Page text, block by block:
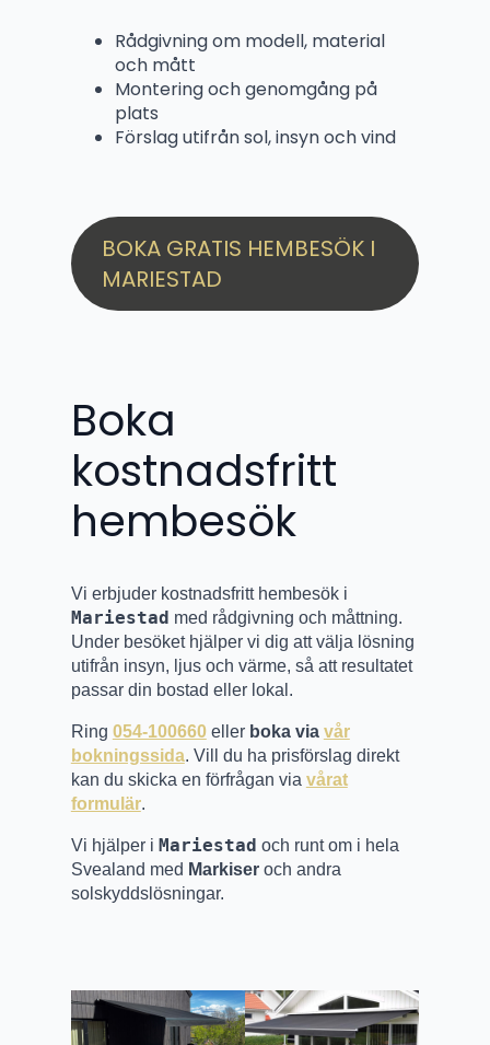
Rådgivning om modell, material
och mått
Montering och genomgång på
plats
Förslag utifrån sol, insyn och vind
BOKA GRATIS HEMBESÖK I
MARIESTAD
Boka
kostnadsfritt
hembesök
Vi erbjuder kostnadsfritt hembesök i
Mariestad med rådgivning och måttning.
Under besöket hjälper vi dig att välja lösning
utifrån insyn, ljus och värme, så att resultatet
passar din bostad eller lokal.
Ring 054-100660eller boka via vår
bokningssida. Vill du ha prisförslag direkt
kan du skicka en förfrågan via vårat
formulär.
Vi hjälper i Mariestad och runt om i hela
Svealand med Markiseroch andra
solskyddslösningar.